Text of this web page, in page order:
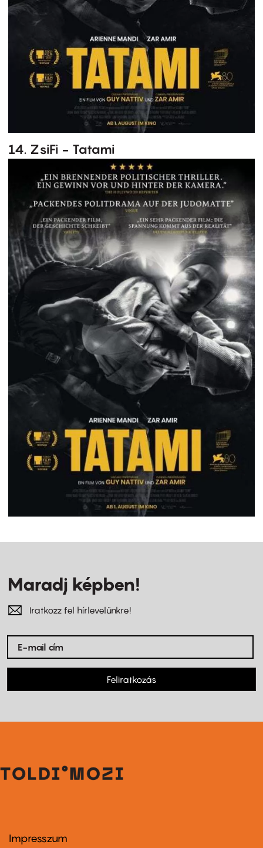
14. ZsiFi - Tatami
Maradj képben!
Iratkozz fel hírlevelünkre!
Feliratkozás
Footer
Impresszum